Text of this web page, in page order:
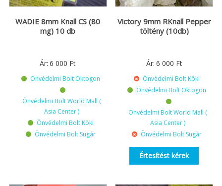
WADIE 8mm Knall CS (80
mg) 10 db
Ár: 6 000 Ft
Önvédelmi Bolt Oktogon
Önvédelmi Bolt World Mall (
Asia Center )
Önvédelmi Bolt Köki
Önvédelmi Bolt Sugár
Victory 9mm RKnall Pepper
töltény (10db)
Ár: 6 000 Ft
Önvédelmi Bolt Köki
Önvédelmi Bolt Oktogon
Önvédelmi Bolt World Mall (
Asia Center )
Önvédelmi Bolt Sugár
Értesítést kérek